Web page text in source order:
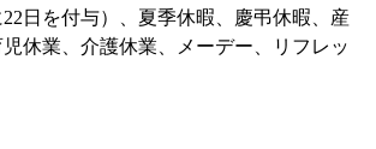
日を付与）、夏季休暇、慶弔休暇、産
休業、介護休業、メーデー、リフレッ